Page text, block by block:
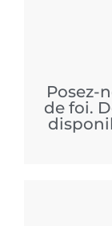
Posez-
de foi.